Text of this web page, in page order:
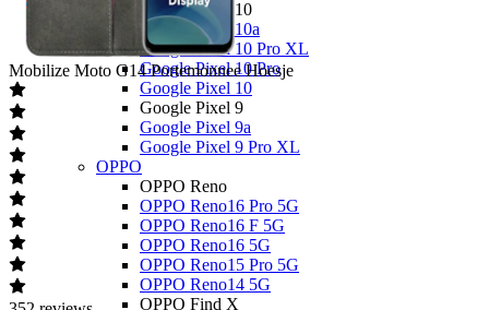
Google Pixel 10
Google Pixel 10a
Google Pixel 10 Pro XL
Google Pixel 10 Pro
Google Pixel 10
Google Pixel 9
Google Pixel 9a
Google Pixel 9 Pro XL
OPPO
OPPO Reno
OPPO Reno16 Pro 5G
OPPO Reno16 F 5G
OPPO Reno16 5G
OPPO Reno15 Pro 5G
OPPO Reno14 5G
OPPO Find X
Mobilize Moto G14 Portemonnee Hoesje